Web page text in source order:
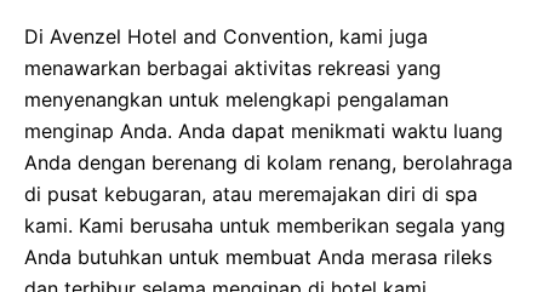
Di Avenzel Hotel and Convention, kami juga
menawarkan berbagai aktivitas rekreasi yang
menyenangkan untuk melengkapi pengalaman
menginap Anda. Anda dapat menikmati waktu luang
Anda dengan berenang di kolam renang, berolahraga
di pusat kebugaran, atau meremajakan diri di spa
kami. Kami berusaha untuk memberikan segala yang
Anda butuhkan untuk membuat Anda merasa rileks